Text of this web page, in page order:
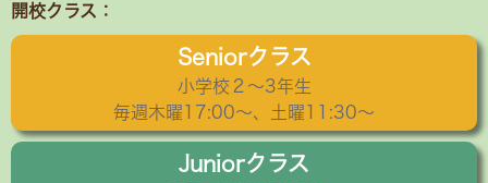
開校クラス：
Seniorクラス
小学校２〜3年生
毎週木曜17:00～、土曜11:30～
Juniorクラス